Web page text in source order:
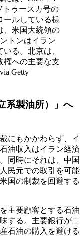
トゥースカ号の
ールしている様
、米国大統領の
トンはイラン
る。北京は、
権への主要な支
Getty
系製油所）」へ
にもかかわらず、イ
油収入はイラン経済
同時にそれは、中国
民元での取引を可能
国の制裁を回避する
主要顧客とする石油
する。主要銀行が二
石油の購入を避ける